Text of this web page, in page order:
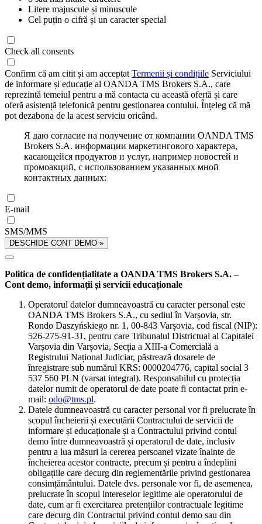
Litere majuscule și minuscule
Cel puțin o cifră și un caracter special
Check all consents
Confirm că am citit și am acceptat Termenii și condițiile Serviciului
de informare și educație al OANDA TMS Brokers S.A., care
reprezintă temeiul pentru a mă contacta cu această ofertă și care
oferă asistență telefonică pentru gestionarea contului. Înțeleg că mă
pot dezabona de la acest serviciu oricând.
Я даю согласие на получение от компании OANDA TMS
Brokers S.A. информации маркетингового характера,
касающейся продуктов и услуг, например новостей и
промоакций, с использованием указанных мной
контактных данных:
E-mail
SMS/MMS
DESCHIDE CONT DEMO »
Politica de confidențialitate a OANDA TMS Brokers S.A. –
Cont demo, informații și servicii educaționale
Operatorul datelor dumneavoastră cu caracter personal este
OANDA TMS Brokers S.A., cu sediul în Varșovia, str.
Rondo Daszyńskiego nr. 1, 00-843 Varșovia, cod fiscal (NIP):
526-275-91-31, pentru care Tribunalul Districtual al Capitalei
Varșovia din Varșovia, Secția a XIII-a Comercială a
Registrului Național Judiciar, păstrează dosarele de
înregistrare sub numărul KRS: 0000204776, capital social 3
537 560 PLN (varsat integral). Responsabilul cu protecția
datelor numit de operatorul de date poate fi contactat prin e-
mail: odo@tms.pl.
Datele dumneavoastră cu caracter personal vor fi prelucrate în
scopul încheierii și executării Contractului de servicii de
informare și educaționale și a Contractului privind contul
demo între dumneavoastră și operatorul de date, inclusiv
pentru a lua măsuri la cererea persoanei vizate înainte de
încheierea acestor contracte, precum și pentru a îndeplini
obligațiile care decurg din reglementările privind gestionarea
consimțământului. Datele dvs. personale vor fi, de asemenea,
prelucrate în scopul intereselor legitime ale operatorului de
date, cum ar fi exercitarea pretențiilor contractuale legitime
care decurg din Contractul privind contul demo sau din